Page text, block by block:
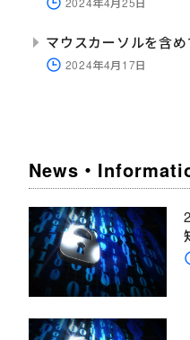
マウスカーソルを含
2024年4月17日
News・